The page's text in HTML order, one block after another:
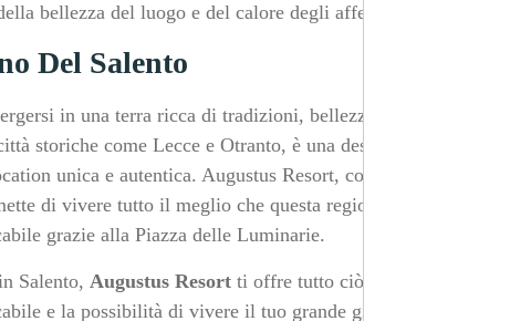
bellezza del luogo e del calore degli affetti.
Del Salento
in una terra ricca di tradizioni, bellezza naturale e
storiche come Lecce e Otranto, è una destinazione
unica e autentica. Augustus Resort, con la sua
di vivere tutto il meglio che questa regione ha da
grazie alla Piazza delle Luminarie.
Salento, Augustus Resort ti offre tutto ciò di cui hai
e la possibilità di vivere il tuo grande giorno in modo